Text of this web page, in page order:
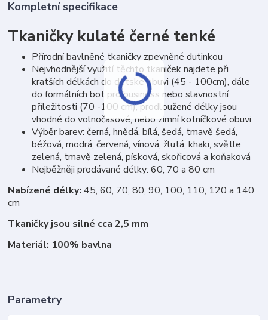
Kompletní specifikace
Tkaničky kulaté černé tenké
Přírodní bavlněné tkaničky zpevněné dutinkou
Nejvhodnější využití těchto tkaniček najdete při
kratších délkách do dětské obuvi (45 - 100cm), dále
do formálních bot pro business nebo slavnostní
příležitosti (70 -100 cm), prodloužené délky jsou
vhodné do volnočasové, nebo zimní kotníčkové obuvi
Výběr barev: černá, hnědá, bílá, šedá, tmavě šedá,
béžová, modrá, červená, vínová, žlutá, khaki, světle
zelená, tmavě zelená, písková, skořicová a koňaková
Nejběžněji prodávané délky: 60, 70 a 80 cm
Nabízené délky: 45, 60, 70, 80, 90, 100, 110, 120 a 140
cm
Tkaničky jsou silné cca 2,5 mm
Materiál: 100% bavlna
Parametry